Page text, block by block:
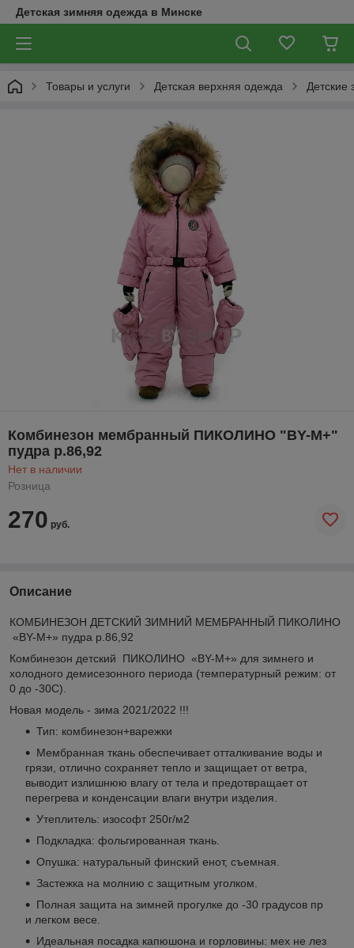
Детская зимняя одежда в Минске
Товары и услуги Детская верхняя одежда Детские
Комбинезон мембранный ПИКОЛИНО "BY-М+"
пудра р.86,92
Нет в наличии
Розница
270 руб.
Описание
КОМБИНЕЗОН ДЕТСКИЙ ЗИМНИЙ МЕМБРАННЫЙ ПИКОЛИНО
«BY-М+» пудра р.86,92
Комбинезон детский ПИКОЛИНО «BY-М+» для зимнего и
холодного демисезонного периода (температурный режим: от
0 до -30C).
Новая модель - зима 2021/2022 !!!
Тип: комбинезон+варежки
Мембранная ткань обеспечивает отталкивание воды и
грязи, отлично сохраняет тепло и защищает от ветра,
выводит излишнюю влагу от тела и предотвращает от
перегрева и конденсации влаги внутри изделия.
Утеплитель: изософт 250г/м2
Подкладка: фольгированная ткань.
Опушка: натуральный финский енот, съемная.
Застежка на молнию с защитным уголком.
Полная защита на зимней прогулке до -30 градусов пр
и легком весе.
Идеальная посадка капюшона и горловины: мех не лез